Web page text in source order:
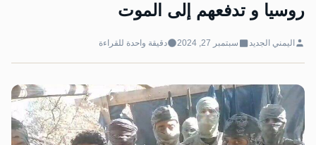
روسيا و تدفعهم إلى الموت
اليمني الجديد سبتمبر 27, 2024 دقيقة واحدة للقراءة